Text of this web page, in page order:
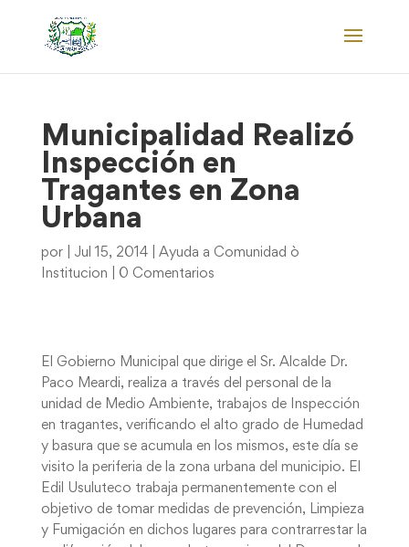
Municipalidad Realizó
Inspección en
Tragantes en Zona
Urbana
por Jul 15, 2014| Ayuda a Comunidad ò
Institucion
0 Comentarios
El Gobierno Municipal que dirige el Sr. Alcalde Dr.
Paco Meardi, realiza a través del personal de la
unidad de Medio Ambiente, trabajos de Inspección
en tragantes, verificando el alto grado de Humedad
y basura que se acumula en los mismos, este día se
visito la periferia de la zona urbana del municipio. El
Edil Usuluteco trabaja permanentemente con el
objetivo de tomar medidas de prevención, Limpieza
y Fumigación en dichos lugares para contrarrestar la